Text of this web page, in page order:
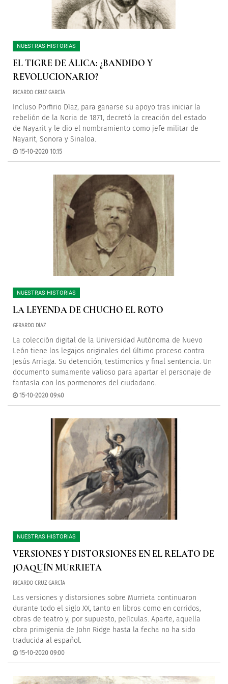
NUESTRAS HISTORIAS
EL TIGRE DE ÁLICA: ¿BANDIDO Y
REVOLUCIONARIO?
RICARDO CRUZ GARCÍA
Incluso Porfirio Díaz, para ganarse su apoyo tras iniciar la
rebelión de la Noria de 1871, decretó la creación del estado
de Nayarit y le dio el nombramiento como jefe militar de
Nayarit, Sonora y Sinaloa.
15-10-2020 10:15
NUESTRAS HISTORIAS
LA LEYENDA DE CHUCHO EL ROTO
GERARDO DÍAZ
La colección digital de la Universidad Autónoma de Nuevo
León tiene los legajos originales del último proceso contra
Jesús Arriaga. Su detención, testimonios y final sentencia. Un
documento sumamente valioso para apartar el personaje de
fantasía con los pormenores del ciudadano.
15-10-2020 09:40
NUESTRAS HISTORIAS
VERSIONES Y DISTORSIONES EN EL RELATO DE
JOAQUÍN MURRIETA
RICARDO CRUZ GARCÍA
Las versiones y distorsiones sobre Murrieta continuaron
durante todo el siglo XX, tanto en libros como en corridos,
obras de teatro y, por supuesto, películas. Aparte, aquella
obra primigenia de John Ridge hasta la fecha no ha sido
traducida al español.
15-10-2020 09:00